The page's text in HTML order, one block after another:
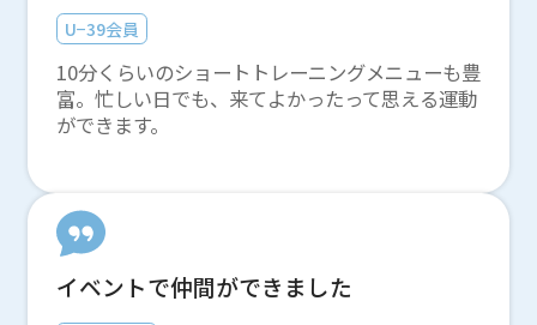
U−39会員
10分くらいのショートトレーニングメニューも豊
富。忙しい日でも、来てよかったって思える運動
ができます。
イベントで仲間ができました